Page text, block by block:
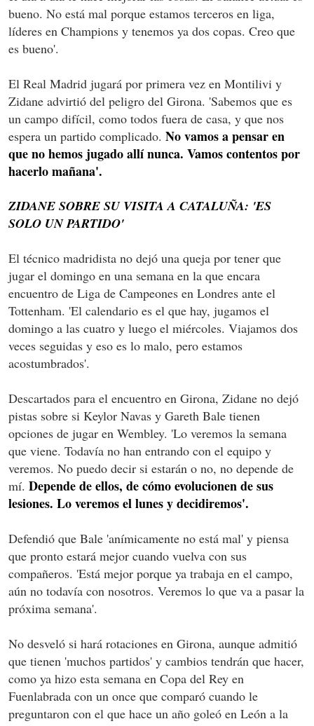
bueno. No está mal porque estamos terceros en liga,
líderes en Champions y tenemos ya dos copas. Creo que
es bueno'.
El Real Madrid jugará por primera vez en Montilivi y
Zidane advirtió del peligro del Girona. 'Sabemos que es
un campo difícil, como todos fuera de casa, y que nos
espera un partido complicado. No vamos a pensar en
que no hemos jugado allí nunca. Vamos contentos por
hacerlo mañana'.
ZIDANE SOBRE SU VISITA A CATALUÑA: 'ES
SOLO UN PARTIDO'
El técnico madridista no dejó una queja por tener que
jugar el domingo en una semana en la que encara
encuentro de Liga de Campeones en Londres ante el
Tottenham. 'El calendario es el que hay, jugamos el
domingo a las cuatro y luego el miércoles. Viajamos dos
veces seguidas y eso es lo malo, pero estamos
acostumbrados'.
Descartados para el encuentro en Girona, Zidane no dejó
pistas sobre si Keylor Navas y Gareth Bale tienen
opciones de jugar en Wembley. 'Lo veremos la semana
que viene. Todavía no han entrando con el equipo y
veremos. No puedo decir si estarán o no, no depende de
mí. Depende de ellos, de cómo evolucionen de sus
lesiones. Lo veremos el lunes y decidiremos'.
Defendió que Bale 'anímicamente no está mal' y piensa
que pronto estará mejor cuando vuelva con sus
compañeros. 'Está mejor porque ya trabaja en el campo,
aún no todavía con nosotros. Veremos lo que va a pasar la
próxima semana'.
No desveló si hará rotaciones en Girona, aunque admitió
que tienen 'muchos partidos' y cambios tendrán que hacer,
como ya hizo esta semana en Copa del Rey en
Fuenlabrada con un once que comparó cuando le
preguntaron con el que hace un año goleó en León a la